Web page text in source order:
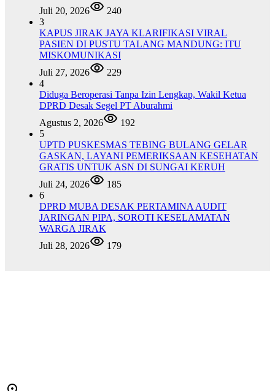
Juli 20, 2026
240
3
KAPUS JIRAK JAYA KLARIFIKASI VIRAL
PASIEN DI PUSTU TALANG MANDUNG: ITU
MISKOMUNIKASI
Juli 27, 2026
229
4
Diduga Beroperasi Tanpa Izin Lengkap, Wakil Ketua
DPRD Desak Segel PT Aburahmi
Agustus 2, 2026
192
5
UPTD PUSKESMAS TEBING BULANG GELAR
GASKAN, LAYANI PEMERIKSAAN KESEHATAN
GRATIS UNTUK ASN DI SUNGAI KERUH
Juli 24, 2026
185
6
DPRD MUBA DESAK PERTAMINA AUDIT
JARINGAN PIPA, SOROTI KESELAMATAN
WARGA JIRAK
Juli 28, 2026
179